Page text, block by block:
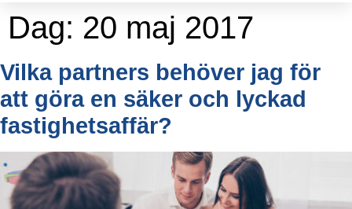
Dag: 20 maj 2017
Vilka partners behöver jag för
att göra en säker och lyckad
fastighetsaffär?